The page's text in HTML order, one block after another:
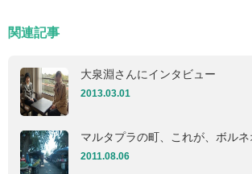
関連記事
大泉淵さんにインタビュー
2013.03.01
マルタプラの町、これが、ボルネ
2011.08.06